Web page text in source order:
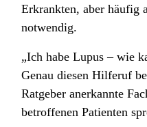
Erkrankten, aber häufig
notwendig.
„Ich habe Lupus – wie
Genau diesen Hilferuf
Ratgeber anerkannte
betroffenen Patienten